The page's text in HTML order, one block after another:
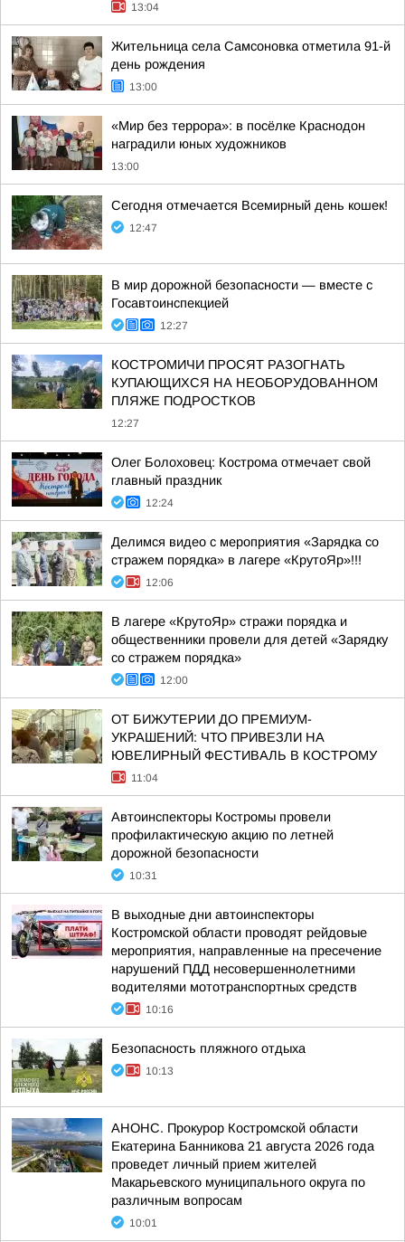
13:04
Жительница села Самсоновка отметила 91-й
день рождения
13:00
«Мир без террора»: в посёлке Краснодон
наградили юных художников
13:00
Сегодня отмечается Всемирный день кошек!
12:47
В мир дорожной безопасности — вместе с
Госавтоинспекцией
12:27
КОСТРОМИЧИ ПРОСЯТ РАЗОГНАТЬ
КУПАЮЩИХСЯ НА НЕОБОРУДОВАННОМ
ПЛЯЖЕ ПОДРОСТКОВ
12:27
Олег Болоховец: Кострома отмечает свой
главный праздник
12:24
Делимся видео с мероприятия «Зарядка со
стражем порядка» в лагере «КрутоЯр»!!!
12:06
В лагере «КрутоЯр» стражи порядка и
общественники провели для детей «Зарядку
со стражем порядка»
12:00
ОТ БИЖУТЕРИИ ДО ПРЕМИУМ-
УКРАШЕНИЙ: ЧТО ПРИВЕЗЛИ НА
ЮВЕЛИРНЫЙ ФЕСТИВАЛЬ В КОСТРОМУ
11:04
Автоинспекторы Костромы провели
профилактическую акцию по летней
дорожной безопасности
10:31
В выходные дни автоинспекторы
Костромской области проводят рейдовые
мероприятия, направленные на пресечение
нарушений ПДД несовершеннолетними
водителями мототранспортных средств
10:16
Безопасность пляжного отдыха
10:13
АНОНС. Прокурор Костромской области
Екатерина Банникова 21 августа 2026 года
проведет личный прием жителей
Макарьевского муниципального округа по
различным вопросам
10:01